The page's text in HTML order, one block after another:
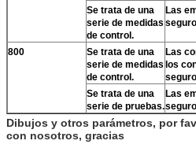
Se trata de una
serie de medidas
de control.
Las
800
Se trata de una
serie de medidas
de control.
Las
los
Se trata de una
serie de pruebas.
Las
Dibujos y otros parámetros, por
con nosotros, gracias